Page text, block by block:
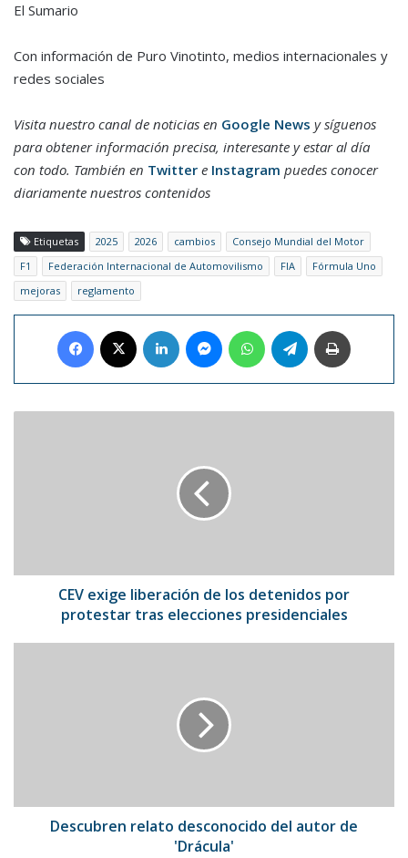
El Sumario
Con información de Puro Vinotinto, medios internacionales y
redes sociales
Visita nuestro canal de noticias en Google News y síguenos
para obtener información precisa, interesante y estar al día
con todo. También en Twitter e Instagram puedes conocer
diariamente nuestros contenidos
Etiquetas 2025 2026 cambios
Consejo Mundial del Motor
F1
Federación Internacional de Automovilismo FIA
Fórmula Uno
mejoras
reglamento
Facebook LinkedIn MessengerWhatsAppTelegram
tras
elecciones
presidenciales
CEV exige liberación de los detenidos por
protestar tras elecciones presidenciales
Descubren relato desconocido del autor de
'Drácula'